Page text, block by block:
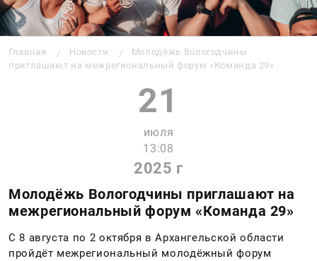
Главная Новости
Молодёжь Вологодчины
приглашают на межрегиональный форум «Команда 29»
21
июля
13:08
2025 г
Молодёжь Вологодчины приглашают на
межрегиональный форум «Команда 29»
С 8 августа по 2 октября в Архангельской области
пройдёт межрегиональный молодёжный форум